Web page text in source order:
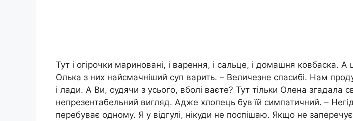
Тут і огірочки мариновані, і варення, і сальце, і домашня ковбаска. А
Олька з них найсмачніший суп варить. – Величезне спасибі. Нам
і лади. А Ви, судячи з усього, вболі ваєте? Тут тільки Олена згадала
непрезентабельний вигляд. Адже хлопець був їй симпатичний. –
перебуває одному. Я у відгулі, нікуди не поспішаю. Якщо не